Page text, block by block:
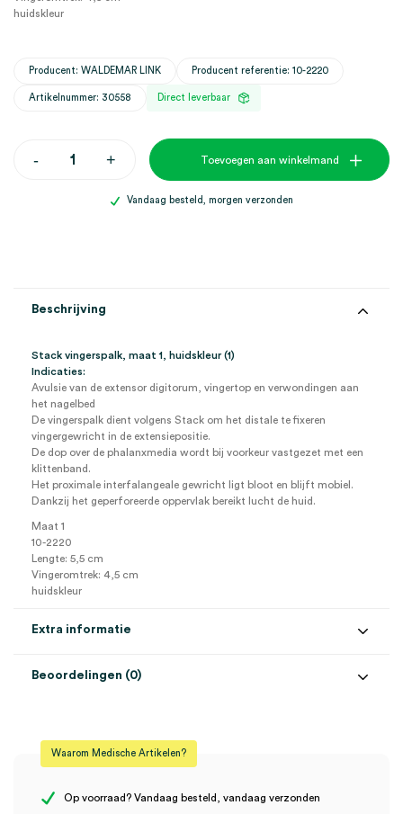
huidskleur
Producent: WALDEMAR LINK Producent referentie: 10-2220
Artikelnummer: 30558 Direct leverbaar
- + Toevoegen aan winkelmand
Vandaag besteld, morgen verzonden
Beschrijving
Stack vingerspalk, maat 1, huidskleur (1)
Indicaties:
Avulsie van de extensor digitorum, vingertop en verwondingen aan
het nagelbed
De vingerspalk dient volgens Stack om het distale te fixeren
vingergewricht in de extensiepositie.
De dop over de phalanxmedia wordt bij voorkeur vastgezet met een
klittenband.
Het proximale interfalangeale gewricht ligt bloot en blijft mobiel.
Dankzij het geperforeerde oppervlak bereikt lucht de huid.
Maat 1
10-2220
Lengte: 5,5 cm
Vingeromtrek: 4,5 cm
huidskleur
Extra informatie
Beoordelingen (0)
Er zijn nog geen beoordelingen.
Waarom Medische Artikelen?
Op voorraad? Vandaag besteld, vandaag verzonden